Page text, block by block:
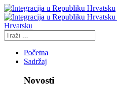
Hrvatsku
Početna
Sadržaj
Novosti